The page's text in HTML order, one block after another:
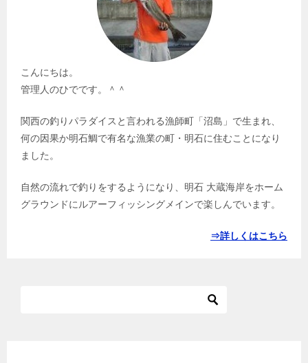
こんにちは。
管理人のひでです。＾＾
関西の釣りパラダイスと言われる漁師町「沼島」で生まれ、
何の因果か明石鯛で有名な漁業の町・明石に住むことになり
ました。
自然の流れで釣りをするようになり、明石 大蔵海岸をホーム
グラウンドにルアーフィッシングメインで楽しんでいます。
⇒詳しくはこちら